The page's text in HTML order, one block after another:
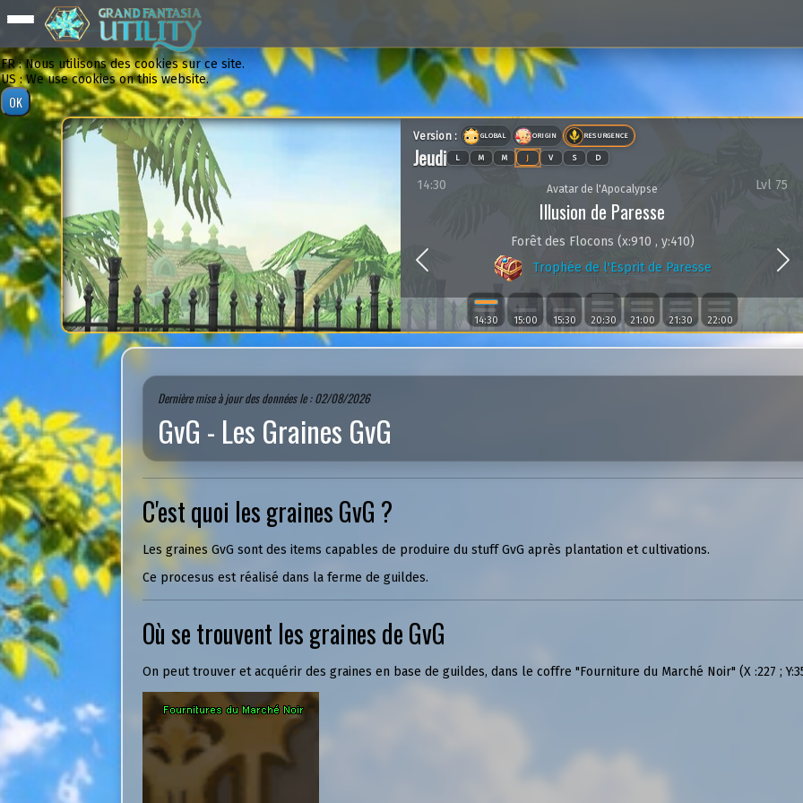
FR : Nous utilisons des cookies sur ce site.
US : We use cookies on this website.
14:30 15:00 15:30 20:30 21:00 21:30 22:00
Version : GLOBAL ORIGIN RESURGENCE
Jeudi L M M J V S D
Avatar de l'Apocalypse
Illusion de Paresse
Lvl 75
14:30
Forêt des Flocons (x:910 , y:410)
Trophée de l'Esprit de Paresse
Dernière mise à jour des données le : 02/08/2026
GvG - Les Graines GvG
C'est quoi les graines GvG ?
Les graines GvG sont des items capables de produire du stuff GvG après plantation et cultivations.
Ce procesus est réalisé dans la ferme de guildes.
Où se trouvent les graines de GvG
On peut trouver et acquérir des graines en base de guildes, dans le coffre "Fourniture du Marché Noir" (X :227 ;